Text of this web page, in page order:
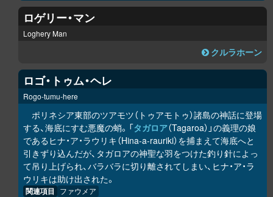
ロゲリー・マン
Loghery Man
クルラホーン
ロゴ・トゥム・ヘレ
Rogo-tumu-here
ポリネシア東部のツアモツ（トゥアモトゥ）諸島の神話に登場
する、海底にすむ悪魔の蛸。「タガロア（Tagaroa）」の義理の娘
であるヒナ・ア・ラウリキ（Hina-a-rauriki）を捕まえて海底へと
引きずり込んだが、タガロアの神聖な羽をつけた釣り針によっ
て吊り上げられ、バラバラに切り離されてしまい、ヒナ・ア・ラ
ウリキは助け出された。
関連項目 ファウメア